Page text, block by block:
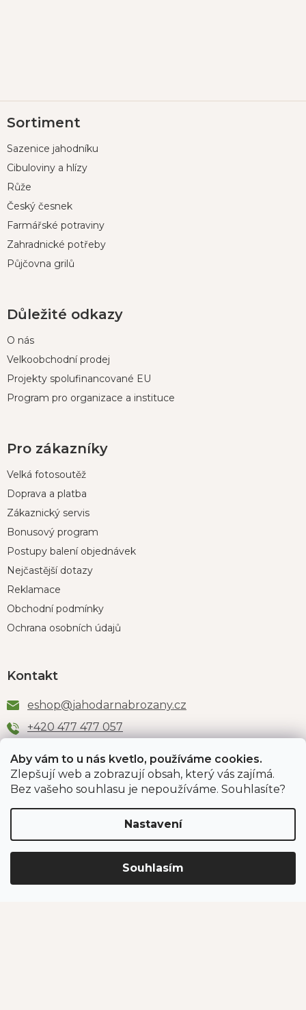
Aby vám to u nás kvetlo, používáme cookies.
Zlepšují web a zobrazují obsah, který vás zajímá.
Bez vašeho souhlasu je nepoužíváme. Souhlasíte?
Nastavení
Souhlasím
á
a
Sortiment
Sazenice jahodníku
Cibuloviny a hlízy
Růže
Český česnek
Farmářské potraviny
Zahradnické potřeby
Půjčovna grilů
Důležité odkazy
O nás
Velkoobchodní prodej
Projekty spolufinancované EU
Program pro organizace a instituce
Pro zákazníky
Velká fotosoutěž
Doprava a platba
Zákaznický servis
Bonusový program
Postupy balení objednávek
Nejčastější dotazy
Reklamace
Obchodní podmínky
Ochrana osobních údajů
Kontakt
eshop@jahodarnabrozany.cz
+420 477 477 057
Odběr newsletteru
PŘIHLÁSIT SE